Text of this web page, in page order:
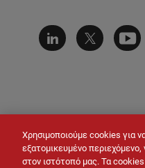
© LAFARGE 2026
Χρησιμοποιούμε cookies για
εξατομικευμένο
στον ιστότοπό μας. Τα